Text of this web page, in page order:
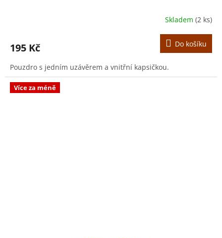
Skladem (2 ks)
195 Kč Do košíku
Pouzdro s jedním uzávěrem a vnitřní kapsičkou.
Více za méně